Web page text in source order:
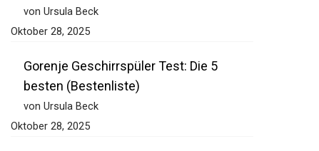
von Ursula Beck
Oktober 28, 2025
Gorenje Geschirrspüler Test: Die 5
besten (Bestenliste)
von Ursula Beck
Oktober 28, 2025